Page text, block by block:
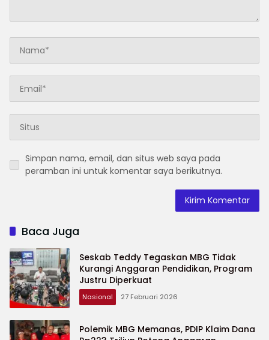
Simpan nama, email, dan situs web saya pada
peramban ini untuk komentar saya berikutnya.
Baca Juga
Seskab Teddy Tegaskan MBG Tidak
Kurangi Anggaran Pendidikan, Program
Justru Diperkuat
Nasional 27 Februari 2026
Polemik MBG Memanas, PDIP Klaim Dana